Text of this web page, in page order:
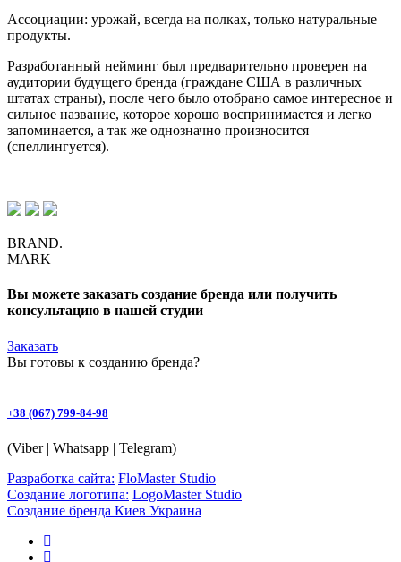
Ассоциации: урожай, всегда на полках, только натуральные
продукты.
Разработанный нейминг был предварительно проверен на
аудитории будущего бренда (граждане США в различных
штатах страны), после чего было отобрано самое интересное и
сильное название, которое хорошо воспринимается и легко
запоминается, а так же однозначно произносится
(спеллингуется).
BRAND.
MARK
Вы можете заказать создание бренда или получить
консультацию в нашей студии
Заказать
Вы готовы к созданию бренда?
+38 (067) 799-84-98
(Viber | Whatsapp | Telegram)
Разработка сайта: FloMaster Studio
Создание логотипа: LogoMaster Studio
Создание бренда Киев Украина